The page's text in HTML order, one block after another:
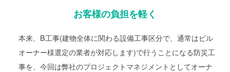
お客様の負担を軽く
本来、B工事(建物全体に関わる設備工事区分で、通常はビル
オーナー様選定の業者が対応します)で行うことになる防災工
事を、今回は弊社のプロジェクトマネジメントとしてオーナ